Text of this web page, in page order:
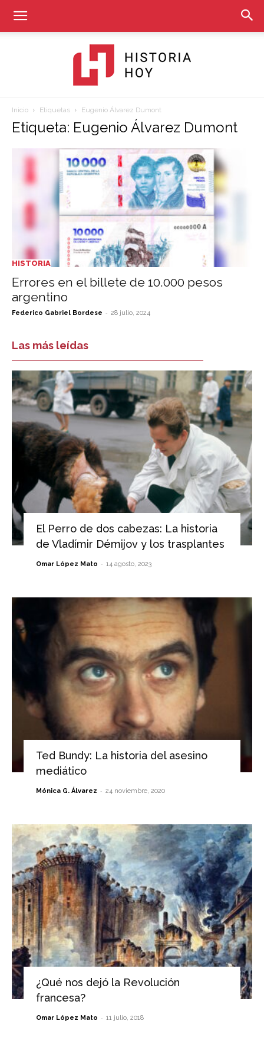
Historia
Hoy
Inicio Etiquetas Eugenio Álvarez Dumont
Etiqueta: Eugenio Álvarez Dumont
HISTORIA
Errores en el billete de 10.000 pesos
argentino
Federico Gabriel Bordese - 28 julio, 2024
Las más leídas
El Perro de dos cabezas: La historia
de Vladímir Démijov y los trasplantes
Omar López Mato - 14 agosto, 2023
Ted Bundy: La historia del asesino
mediático
Mónica G. Álvarez - 24 noviembre, 2020
¿Qué nos dejó la Revolución
francesa?
Omar López Mato - 11 julio, 2018